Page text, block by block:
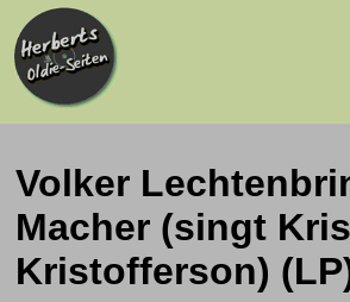
Volker
Macher (singt Kris
Kristofferson)